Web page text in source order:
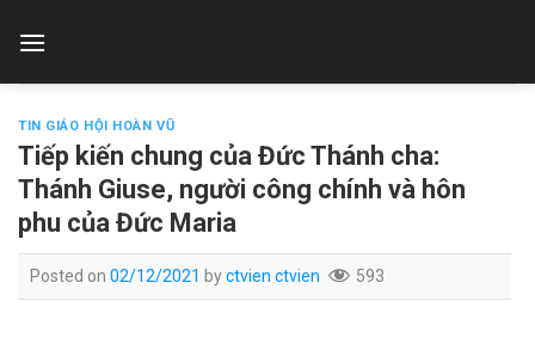
TIN GIÁO HỘI HOÀN VŨ
Tiếp kiến chung của Đức Thánh cha:
Thánh Giuse, người công chính và hôn
phu của Đức Maria
Posted on 02/12/2021 byctvien ctvien 593